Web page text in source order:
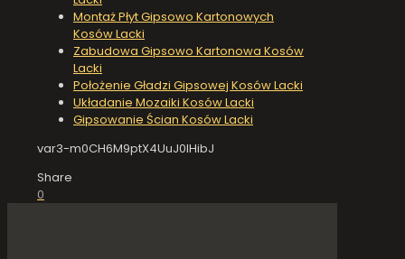
Montaż Płyt Gipsowo Kartonowych
Kosów Lacki
Zabudowa Gipsowo Kartonowa Kosów
Lacki
Położenie Gładzi Gipsowej Kosów Lacki
Układanie Mozaiki Kosów Lacki
Gipsowanie Ścian Kosów Lacki
var3-m0CH6M9ptX4UuJ0IHibJ
Share
0